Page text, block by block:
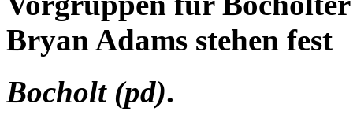
Bryan Adams stehen fest
Bocholt (pd).